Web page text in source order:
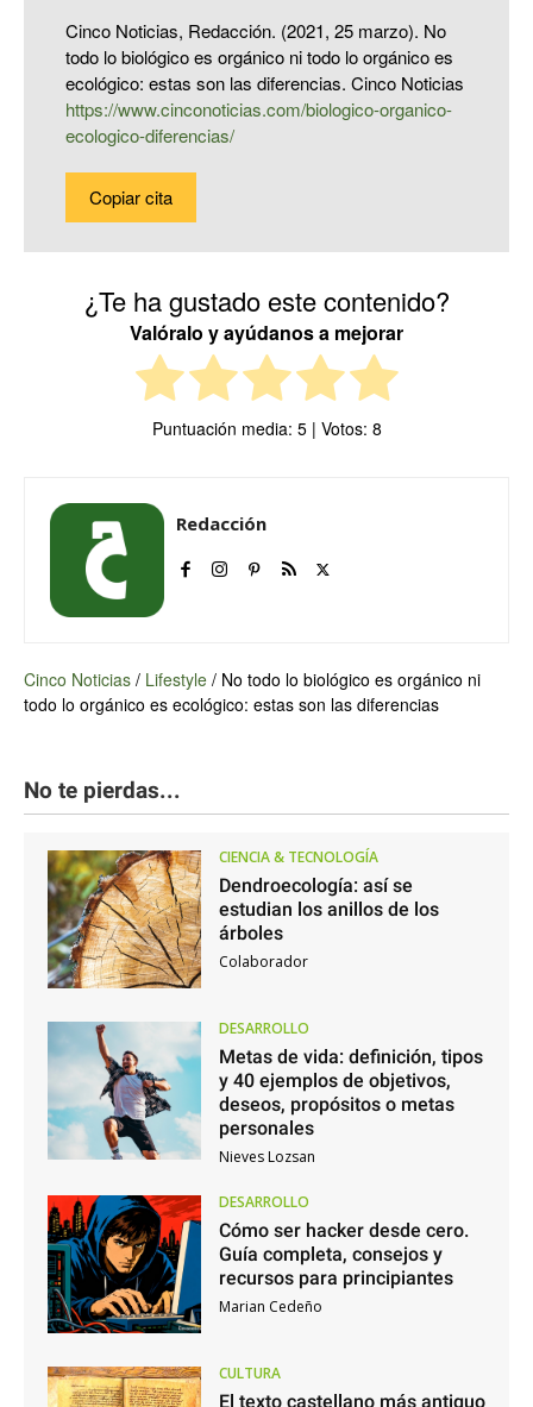
Cinco Noticias, Redacción. (2021, 25 marzo). No
todo lo biológico es orgánico ni todo lo orgánico es
ecológico: estas son las diferencias. Cinco Noticias
https://www.cinconoticias.com/biologico-organico-
ecologico-diferencias/
Copiar cita
¿Te ha gustado este contenido?
Valóralo y ayúdanos a mejorar
Puntuación media: 5| Votos: 8
Redacción
Cinco Noticias / Lifestyle / No todo lo biológico es orgánico ni
todo lo orgánico es ecológico: estas son las diferencias
No te pierdas...
CIENCIA & TECNOLOGÍA
Dendroecología: así se
estudian los anillos de los
árboles
Colaborador
DESARROLLO
Metas de vida: definición, tipos
y 40 ejemplos de objetivos,
deseos, propósitos o metas
personales
Nieves Lozsan
DESARROLLO
Cómo ser hacker desde cero.
Guía completa, consejos y
recursos para principiantes
Marian Cedeño
CULTURA
El texto castellano más antiguo